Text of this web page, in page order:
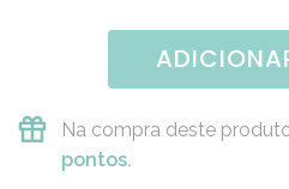
Na compra deste
pontos.